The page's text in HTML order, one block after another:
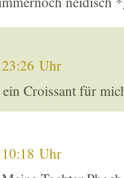
Uhr
ein Croissant für
Uhr